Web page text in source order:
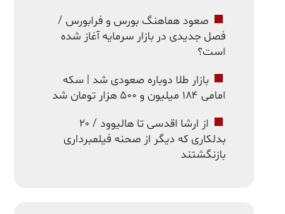
صعود هماهنگ بورس و فرابورس /
فصل جدیدی در بازار سرمایه آغاز شده
است؟
بازار طلا دوباره صعودی شد | سکه
امامی ۱۸۴ میلیون و ۵۰۰ هزار تومان شد
از ارشا اقدسی تا هالیوود / ۲۰
بدلکاری که دیگر از صحنه فیلمبرداری
بازنگشتند